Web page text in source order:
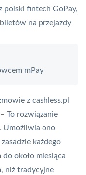
polski fintech GoPay,
na przejazdy
mPay
z cashless.pl
To rozwiązanie
. Umożliwia ono
każdego
około miesiąca
niż tradycyjne